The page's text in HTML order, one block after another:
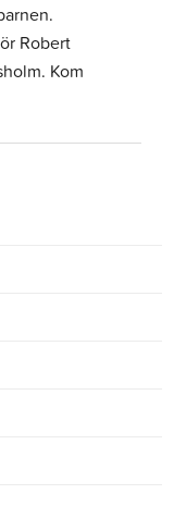
Robert
Kom